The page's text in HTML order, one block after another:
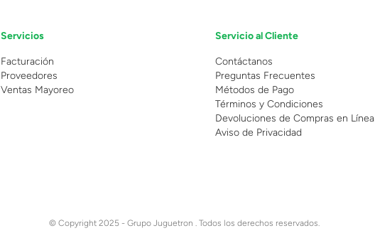
Servicios
Facturación
Proveedores
Ventas Mayoreo
Servicio al Cliente
Contáctanos
Preguntas Frecuentes
Métodos de Pago
Términos y Condiciones
Devoluciones de Compras en Línea
Aviso de Privacidad
© Copyright 2025 - Grupo Juguetron . Todos los derechos reservados.